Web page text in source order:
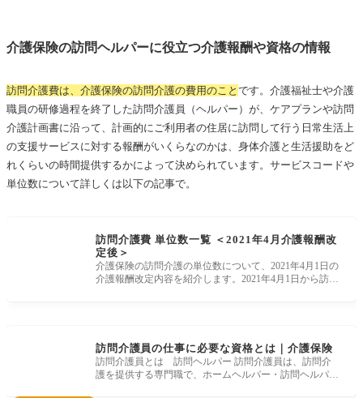
介護保険の訪問ヘルパーに役立つ介護報酬や資格の情報
訪問介護費は、介護保険の訪問介護の費用のこと です。介護福祉士や介護
職員の研修過程を終了した訪問介護員（ヘルパー）が、ケアプランや訪問
介護計画書に沿って、計画的にご利用者の住居に訪問して行う日常生活上
の支援サービスに対する報酬がいくらなのかは、身体介護と生活援助をど
れくらいの時間提供するかによって決められています。サービスコードや
単位数について詳しくは以下の記事で。
訪問介護費 単位数一覧 ＜2021年4月介護報酬改
定後＞
介護保険の訪問介護の単位数について、2021年4月1日の
介護報酬改定内容を紹介します。2021年4月1日から訪問
訪問介護員の仕事に必要な資格とは｜介護保険
訪問介護員とは 訪問ヘルパー 訪問介護員は、訪問介
護を提供する専門職で、ホームヘルパー・訪問ヘルパー